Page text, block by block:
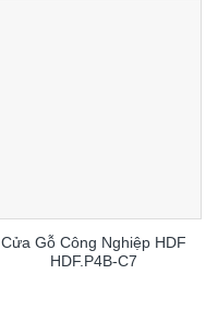
Cửa Gỗ Công Nghiệp HDF
HDF.P4B-C7